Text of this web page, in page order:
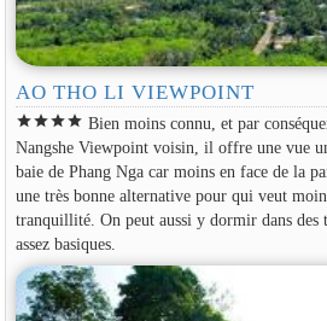
AO THO LI VIEWPOINT
starstarstarstar Bien moins connu, et par
Nangshe Viewpoint voisin, il offre une vue
baie de Phang Nga car moins en face de la
une très bonne alternative pour qui veut
tranquillité. On peut aussi y dormir dans des
assez basiques.